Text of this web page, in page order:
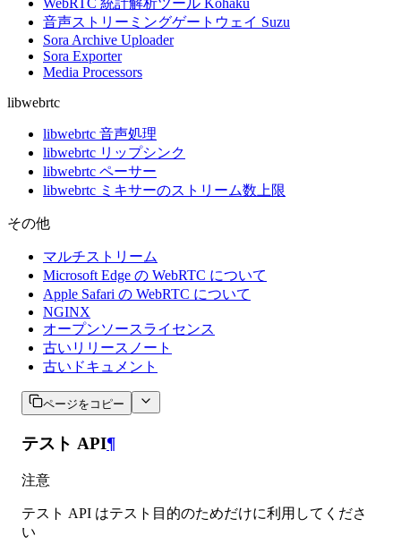
WebRTC 統計解析ツール Kohaku
音声ストリーミングゲートウェイ Suzu
Sora Archive Uploader
Sora Exporter
Media Processors
libwebrtc
libwebrtc 音声処理
libwebrtc リップシンク
libwebrtc ペーサー
libwebrtc ミキサーのストリーム数上限
その他
マルチストリーム
Microsoft Edge の WebRTC について
Apple Safari の WebRTC について
NGINX
オープンソースライセンス
古いリリースノート
古いドキュメント
ページをコピー
テスト API¶
注意
テスト API はテスト目的のためだけに利用してくださ
い